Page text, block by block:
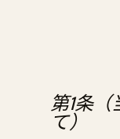
第1条
て）